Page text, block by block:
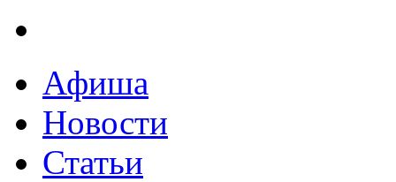
Афиша
Новости
Статьи